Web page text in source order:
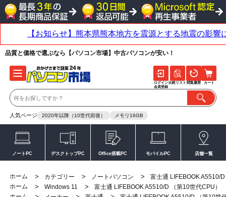
品質と価格で選ぶなら【パソコン市場】中古パソコンが安い！
人気ページ 2020年以降（10世代前後） メモリ16GB
ログイン
会員登録
比較リスト 閲覧履歴 カート
ノートPC デスクトップPC Office搭載PC モバイルPC 店舗一覧
ホーム > カテゴリー > ノートパソコン >
富士通 LIFEBOOK A5510/
ホーム
> Windows 11 >
富士通 LIFEBOOK A5510/D （第10世代CPU）